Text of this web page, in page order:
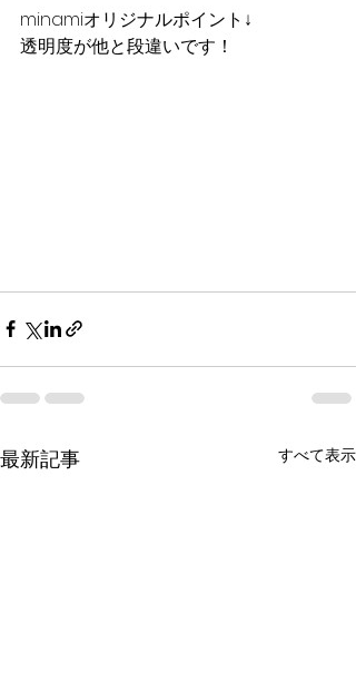
minamiオリジナルポイント↓
透明度が他と段違いです！
最新記事 すべて表示